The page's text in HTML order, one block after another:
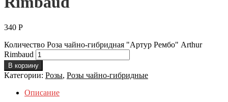
340 Р
Количество Роза чайно-гибридная "Артур Рембо" Arthur
Rimbaud
В корзину
Категории: Розы, Розы чайно-гибридные
Описание